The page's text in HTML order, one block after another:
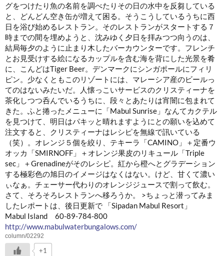
グをつけたり魚の名前を調べたりその日の水中を反芻している
と、どんどん空き缶が増えて困る。そうこうしているうちに西
日を浴び始めるレストラン。そのレストランがスタートする７
時までの間を埋めようと、沈みゆく夕日を拝みつつ向うのは、
結局毎夕のように止まり木したバーカウンターです。フレンチ
とお見受けする絵になるカップルを含む海を背にした光景を肴
に、こんどはTiger Beer。デンマークにシンガポールにフィリ
ピン。少なくともこのリゾートには、マレーシア産のビールっ
てのはないみたいだ。人懐っこいサービスのクリスティーナを
茶化しつつ呑んでいるうちに、段々とあたりは宵闇に包まれて
きた 。ふと捲ったメニューに「Mabul Sunrise」なんてカクテル
を見つけて、明日はパキッと晴れますようにとの願いを込めて
注文すると、クリスティーナはレシピを無線で訊いている
（笑）。オレンジ５個を絞り、テキーラ「CAMINO」＋定番ウ
オッカ「SMIRNOFF」＋オレンジ果皮のリキュール「Triple
sec」＋Grenadineがそのレシピ。紅から橙へとグラデーション
する極彩色の旭日のイメージはなくはない。けど、甘くて濃い
ぃなぁ。チェーサー代わりのオレンジジュースで割って飲む。
さて、そろそろレストランへ移ろうか。 >ちょっと潜ってみま
したレポートは、後日更新で 「Sipadan Mabul Resort」
Mabul Island 60-89-784-800
http://www.mabulwaterbungalows.com/
column/02292
+1